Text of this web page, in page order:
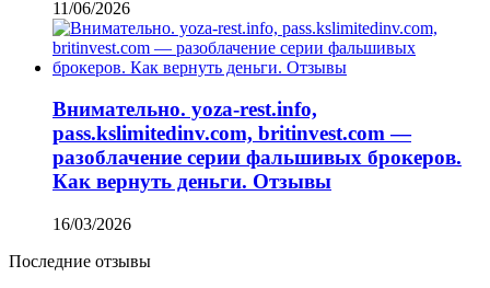
11/06/2026
Внимательно. yoza-rest.info,
pass.kslimitedinv.com, britinvest.com —
разоблачение серии фальшивых брокеров.
Как вернуть деньги. Отзывы
16/03/2026
Последние отзывы